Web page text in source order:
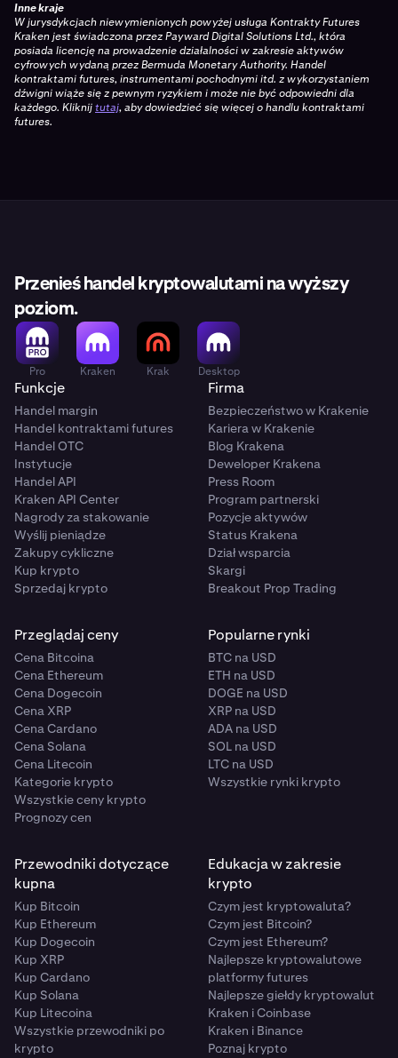
Inne kraje
W jurysdykcjach niewymienionych powyżej usługa Kontrakty Futures
Kraken jest świadczona przez Payward Digital Solutions Ltd., która
posiada licencję na prowadzenie działalności w zakresie aktywów
cyfrowych wydaną przez Bermuda Monetary Authority. Handel
kontraktami futures, instrumentami pochodnymi itd. z wykorzystaniem
dźwigni wiąże się z pewnym ryzykiem i może nie być odpowiedni dla
każdego. Kliknijtutaj, aby dowiedzieć się więcej o handlu kontraktami
futures.
Przenieś handel kryptowalutami na wyższy
poziom.
Pro Kraken Krak Desktop
Funkcje
Handel margin
Handel kontraktami futures
Handel OTC
Instytucje
Handel API
Kraken API Center
Nagrody za stakowanie
Wyślij pieniądze
Zakupy cykliczne
Kup krypto
Sprzedaj krypto
Firma
Bezpieczeństwo w Krakenie
Kariera w Krakenie
Blog Krakena
Deweloper Krakena
Press Room
Program partnerski
Pozycje aktywów
Status Krakena
Dział wsparcia
Skargi
Breakout Prop Trading
Przeglądaj ceny
Cena Bitcoina
Cena Ethereum
Cena Dogecoin
Cena XRP
Cena Cardano
Cena Solana
Cena Litecoin
Kategorie krypto
Wszystkie ceny krypto
Prognozy cen
Popularne rynki
BTC na USD
ETH na USD
DOGE na USD
XRP na USD
ADA na USD
SOL na USD
LTC na USD
Wszystkie rynki krypto
Przewodniki dotyczące
kupna
Kup Bitcoin
Kup Ethereum
Kup Dogecoin
Kup XRP
Kup Cardano
Kup Solana
Kup Litecoina
Wszystkie przewodniki po
krypto
Edukacja w zakresie
krypto
Czym jest kryptowaluta?
Czym jest Bitcoin?
Czym jest Ethereum?
Najlepsze kryptowalutowe
platformy futures
Najlepsze giełdy kryptowalut
Kraken i Coinbase
Kraken i Binance
Poznaj krypto